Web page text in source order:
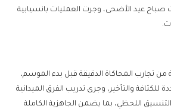
صباح عيد الأضحى، وجرت العمليات بانسيابية
المحاكاة الدقيقة قبل بدء الموسم،
والتأخير، وجرى تدريب الفرق الميدانية
اللحظي، بما يضمن الجاهزية الكاملة